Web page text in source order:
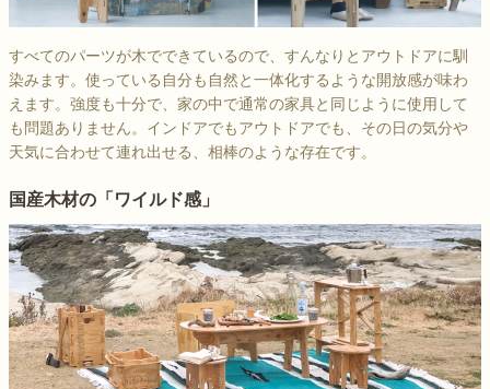
すべてのパーツが木でできているので、すんなりとアウトドアに馴
染みます。使っている自分も自然と一体化するような開放感が味わ
えます。強度も十分で、家の中で通常の家具と同じように使用して
も問題ありません。インドアでもアウトドアでも、その日の気分や
天気に合わせて連れ出せる、相棒のような存在です。
国産木材の「ワイルド感」